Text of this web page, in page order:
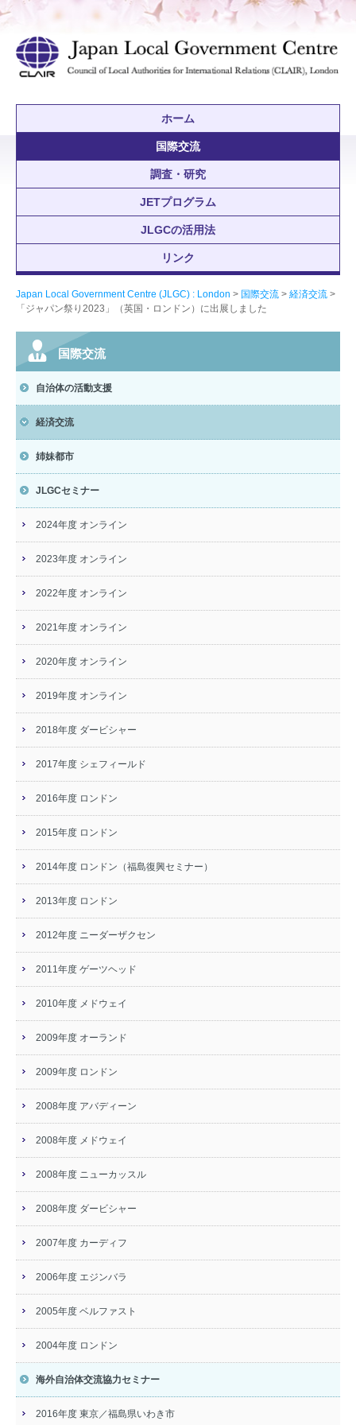
ホーム
国際交流
調査・研究
JETプログラム
JLGCの活用法
リンク
Japan Local Government Centre (JLGC) : London > 国際交流 > 経済交流 >
「ジャパン祭り2023」（英国・ロンドン）に出展しました
国際交流
自治体の活動支援
経済交流
姉妹都市
JLGCセミナー
2024年度 オンライン
2023年度 オンライン
2022年度 オンライン
2021年度 オンライン
2020年度 オンライン
2019年度 オンライン
2018年度 ダービシャー
2017年度 シェフィールド
2016年度 ロンドン
2015年度 ロンドン
2014年度 ロンドン（福島復興セミナー）
2013年度 ロンドン
2012年度 ニーダーザクセン
2011年度 ゲーツヘッド
2010年度 メドウェイ
2009年度 オーランド
2009年度 ロンドン
2008年度 アバディーン
2008年度 メドウェイ
2008年度 ニューカッスル
2008年度 ダービシャー
2007年度 カーディフ
2006年度 エジンバラ
2005年度 ベルファスト
2004年度 ロンドン
海外自治体交流協力セミナー
2016年度 東京／福島県いわき市